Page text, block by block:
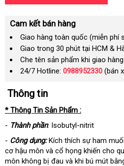
Cam kết bán hàng
Giao hàng toàn quốc (miễn phí
Giao trong 30 phút tại HCM &
Che tên sản phẩm khi giao hàng
24/7 Hotline: 0988952330 (bán
Thông tin
* Thông Tin Sản Phẩm :
- Thành phần: Isobutyl-nitrit
- Công dụng:Kích thích sự ham
cơ hậu môn và cổ họng khiến cho
môn không bị đau và khi bú mút